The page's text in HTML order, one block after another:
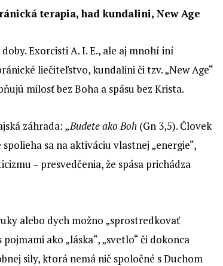
terapia, had kundalini, New Age
Exorcisti A. I. E., ale aj mnohí iní
liečiteľstvo, kundalini či tzv. „New Age“
milosť bez Boha a spásu bez Krista.
záhrada: „Budete ako Boh (Gn 3,5). Človek
sa na aktiváciu vlastnej „energie“,
– presvedčenia, že spása prichádza
alebo dych možno „sprostredkovať
ako „láska“, „svetlo“ či dokonca
sily, ktorá nemá nič spoločné s Duchom